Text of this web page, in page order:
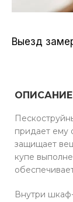
Выезд
ОПИСАНИЕ
придает ему
защищает
купе
Внутри